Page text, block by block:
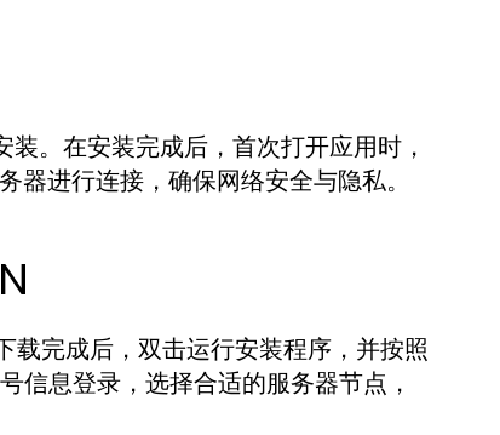
。在安装完成后，首次打开应用时，
进行连接，确保网络安全与隐私。
完成后，双击运行安装程序，并按照
信息登录，选择合适的服务器节点，